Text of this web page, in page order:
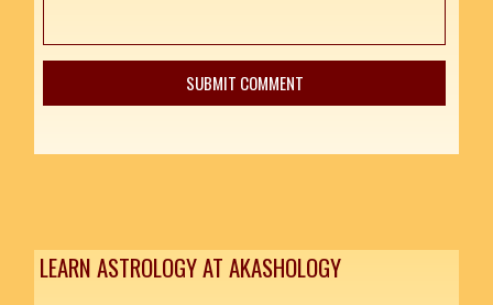
LEARN ASTROLOGY AT AKASHOLOGY